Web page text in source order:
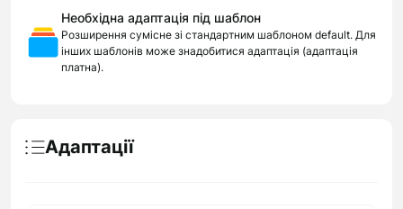
Необхідна адаптація під шаблон
Розширення сумісне зі стандартним шаблоном default. Для
інших шаблонів може знадобитися адаптація (адаптація
платна).
Адаптації